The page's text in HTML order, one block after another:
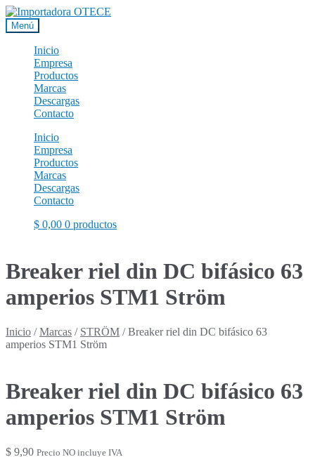
Ir
a
la
navegación
Ir
al
contenido
Menú
Inicio
Empresa
Productos
Marcas
Descargas
Contacto
Inicio
Empresa
Productos
Marcas
Descargas
Contacto
$ 0,00 0 productos
Breaker riel din DC bifásico 63
amperios STM1 Ström
Inicio /Marcas / STRÖM /Breaker riel din DC bifásico 63
amperios STM1 Ström
Breaker riel din DC bifásico 63
amperios STM1 Ström
$ 9,90 Precio NO incluye IVA